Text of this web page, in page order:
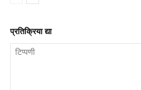
प्रतिक्रिया द्या